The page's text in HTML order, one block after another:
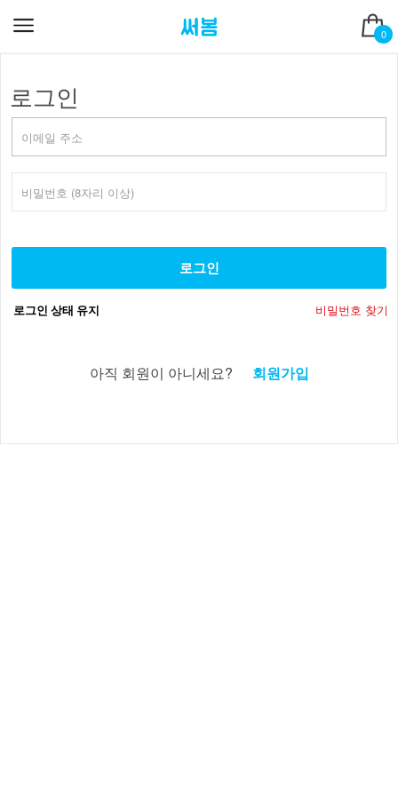
0
로그인
로그인
로그인 상태 유지 비밀번호 찾기
아직 회원이 아니세요? 회원가입